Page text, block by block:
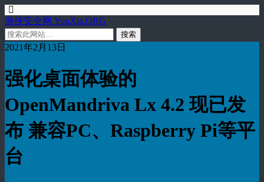
游侠安全网 YouXia.ORG
2021年2月13日
强化桌面体验的
OpenMandriva Lx 4.2 现已发
布 兼容PC、Raspberry Pi等平
台